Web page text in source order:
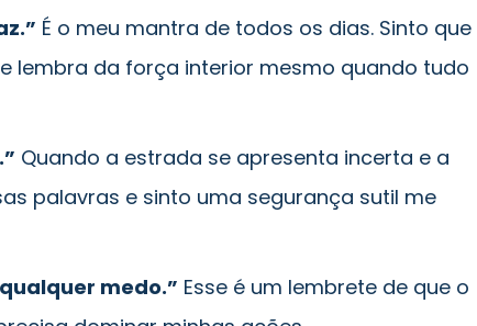
É o meu mantra de todos os dias. Sinto que
lembra da força interior mesmo quando tudo
Quando a estrada se apresenta incerta e a
palavras e sinto uma segurança sutil me
medo.” Esse é um lembrete de que o